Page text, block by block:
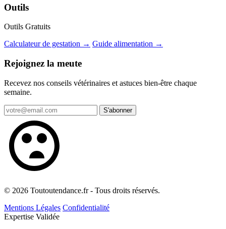
Outils
Outils Gratuits
Calculateur de gestation → Guide alimentation →
Rejoignez la meute
Recevez nos conseils vétérinaires et astuces bien-être chaque
semaine.
S'abonner
© 2026 Toutoutendance.fr - Tous droits réservés.
Mentions Légales Confidentialité
Expertise Validée